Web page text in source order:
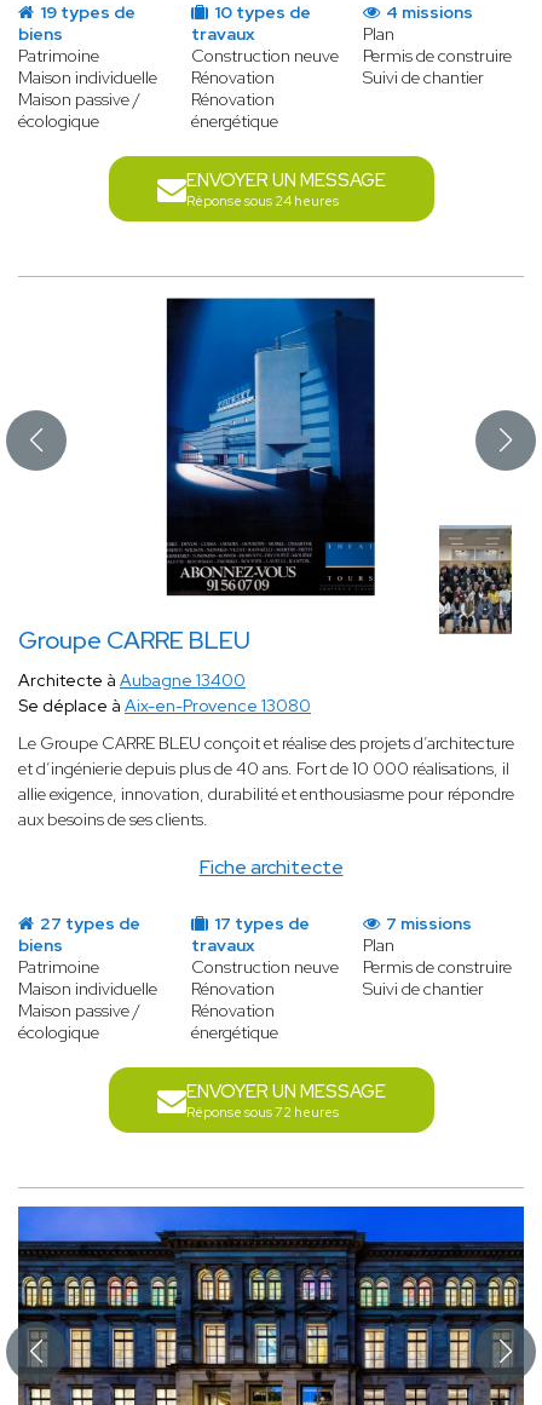
19 types de
biens
Patrimoine
Maison individuelle
Maison passive /
écologique
10 types de
travaux
Construction neuve
Rénovation
Rénovation
énergétique
4 missions
Plan
Permis de construire
Suivi de chantier
ENVOYER UN MESSAGE
Réponse sous 24 heures
Groupe CARRE BLEU
Fiche architecte
Architecte à Aubagne 13400
Se déplace à Aix-en-Provence 13080
Le Groupe CARRE BLEU conçoit et réalise des projets d’architecture
et d’ingénierie depuis plus de 40 ans. Fort de 10 000 réalisations, il
allie exigence, innovation, durabilité et enthousiasme pour répondre
aux besoins de ses clients.
27 types de
biens
Patrimoine
Maison individuelle
Maison passive /
écologique
17 types de
travaux
Construction neuve
Rénovation
Rénovation
énergétique
7 missions
Plan
Permis de construire
Suivi de chantier
ENVOYER UN MESSAGE
Réponse sous 72 heures